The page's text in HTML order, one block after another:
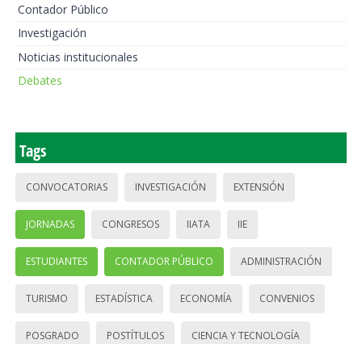
Contador Público
Investigación
Noticias institucionales
Debates
Tags
CONVOCATORIAS INVESTIGACIÓN EXTENSIÓN
JORNADAS CONGRESOS IIATA IIE
ESTUDIANTES CONTADOR PÚBLICO ADMINISTRACIÓN
TURISMO ESTADÍSTICA ECONOMÍA CONVENIOS
POSGRADO POSTÍTULOS CIENCIA Y TECNOLOGÍA